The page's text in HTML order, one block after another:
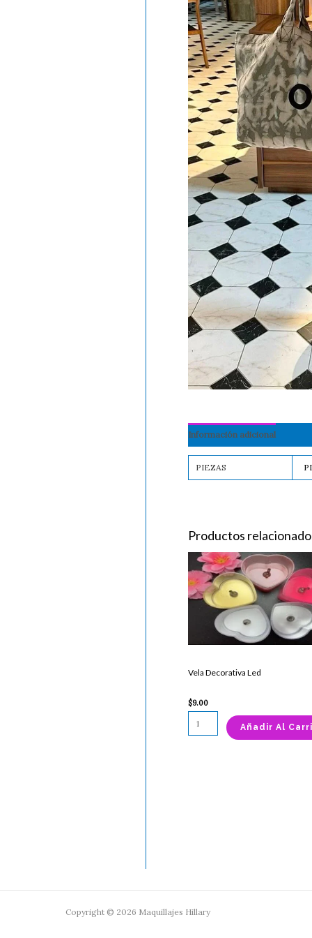
Información adicional
PIEZAS
Productos
Vela Decorativa Led
$9.00
Vela
Decorativa
Led
cantidad
Añadir Al
Copyright © 2026 Maquillajes Hillary